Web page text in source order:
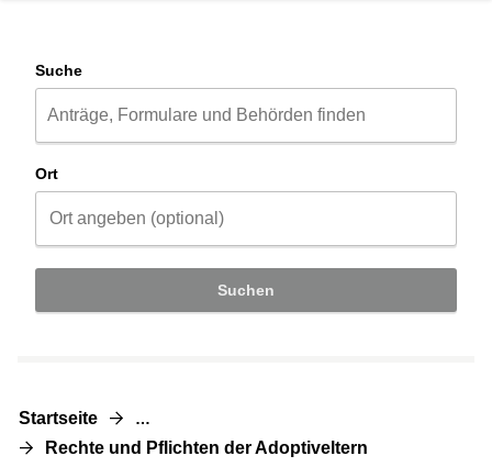
Suche
Ort
Suchen
Startseite …
Rechte und Pflichten der Adoptiveltern